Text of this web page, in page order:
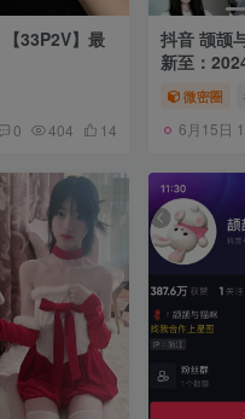
33P2V】最
0 404 14
抖音 颉颉
新至：
微密圈
6月15日